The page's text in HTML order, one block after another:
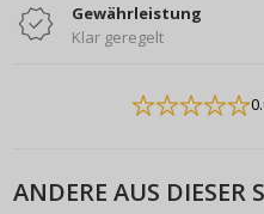
Gewährleistung
Klar geregelt
ANDERE AUS DIESER